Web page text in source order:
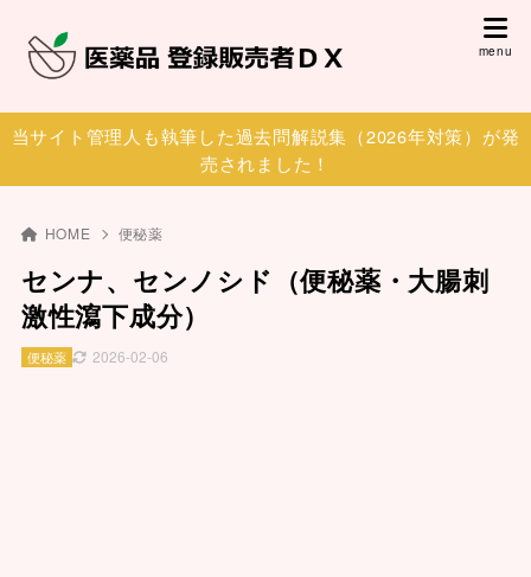
当サイト管理人も執筆した過去問解説集（2026年対策）が発
売されました！
HOME 便秘薬
センナ、センノシド（便秘薬・大腸刺
激性瀉下成分）
2026-02-06
便秘薬